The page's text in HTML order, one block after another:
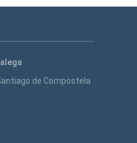
de Compostela